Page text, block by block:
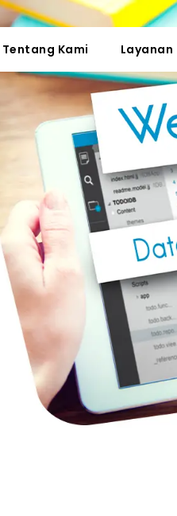
Tentang Kami Layanan